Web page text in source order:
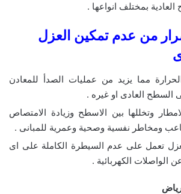
بمختلف انواعها .
من عدم تمكين العزل
مما يزيد من عمليات الصدأ للمعادن
السطح العادى او غيره .
وتخللها بين الاسطح وزيادة الامتصاص
ومخاطر نفسية وصحية وعمرية للمبانى .
تعمل على عدم السيطرة الكاملة على اى
الواصلات الكهربائية .